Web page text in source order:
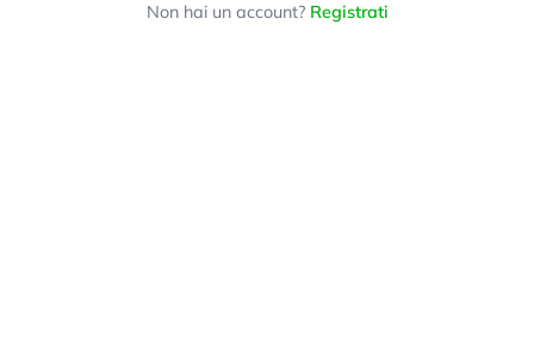
Non hai un account? Registrati